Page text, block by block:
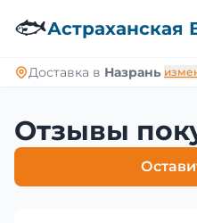
🐟Астраханская
Доставка в Назрань
Отзывы